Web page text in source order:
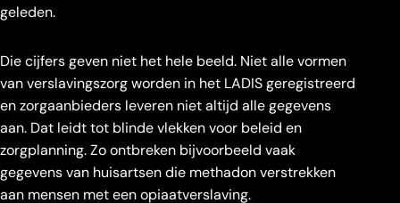
geleden.
Die cijfers geven niet het hele beeld. Niet alle vormen
van verslavingszorg worden in het LADIS geregistreerd
en zorgaanbieders leveren niet altijd alle gegevens
aan. Dat leidt tot blinde vlekken voor beleid en
zorgplanning. Zo ontbreken bijvoorbeeld vaak
gegevens van huisartsen die methadon verstrekken
aan mensen met een opiaatverslaving.